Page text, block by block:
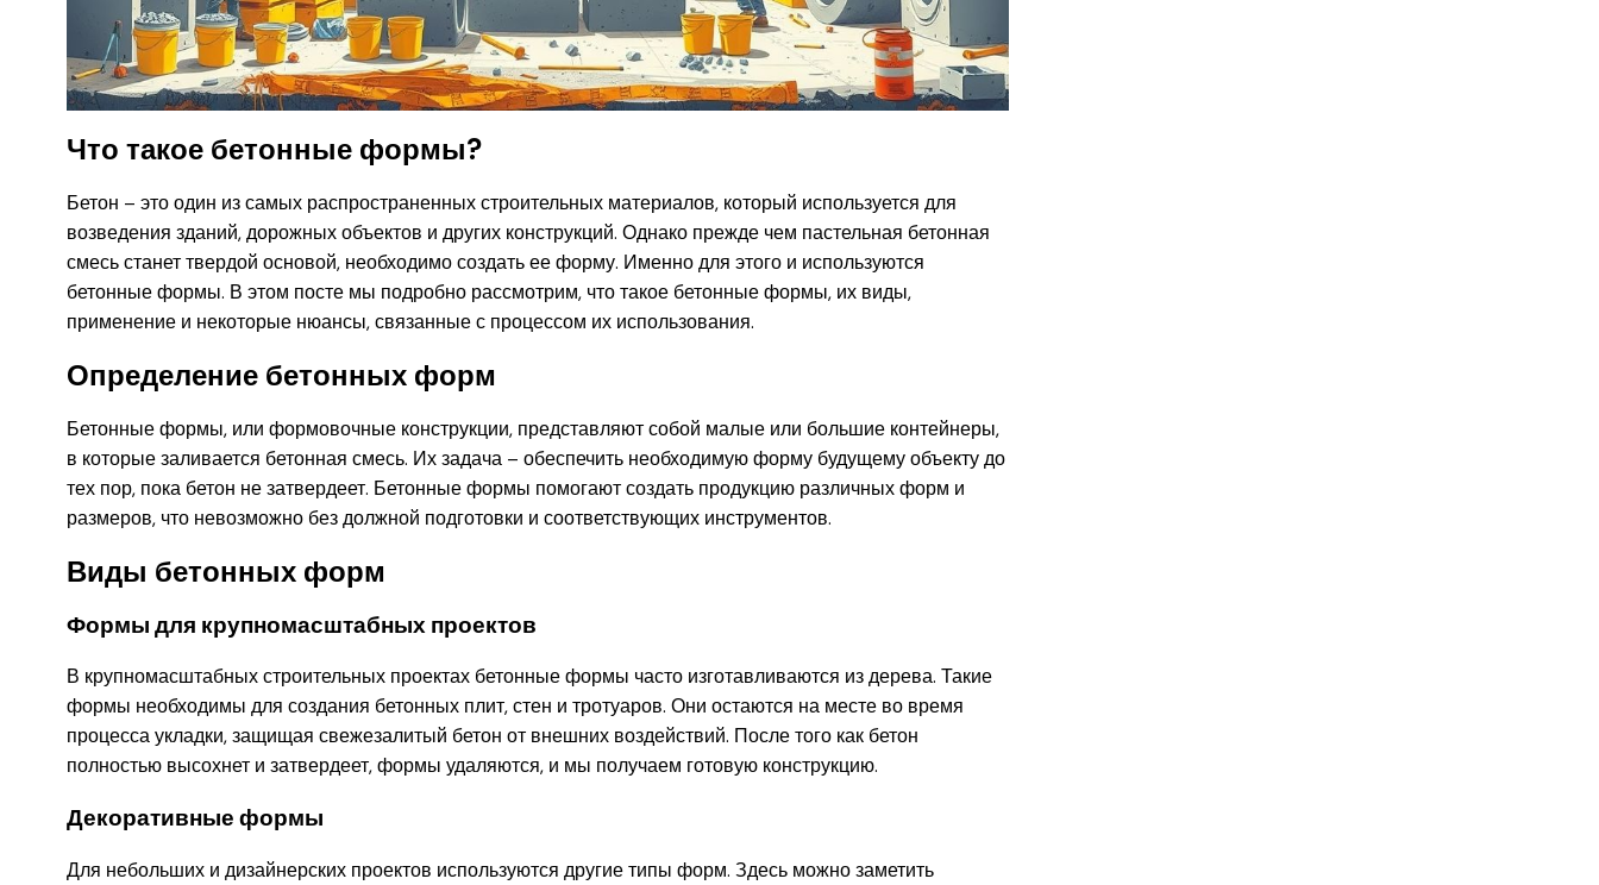
Что такое бетонные формы?
Бетон – это один из самых распространенных строительных материалов, который используется для
возведения зданий, дорожных объектов и других конструкций. Однако прежде чем пастельная бетонная
смесь станет твердой основой, необходимо создать ее форму. Именно для этого и используются
бетонные формы. В этом посте мы подробно рассмотрим, что такое бетонные формы, их виды,
применение и некоторые нюансы, связанные с процессом их использования.
Определение бетонных форм
Бетонные формы, или формовочные конструкции, представляют собой малые или большие контейнеры,
в которые заливается бетонная смесь. Их задача – обеспечить необходимую форму будущему объекту до
тех пор, пока бетон не затвердеет. Бетонные формы помогают создать продукцию различных форм и
размеров, что невозможно без должной подготовки и соответствующих инструментов.
Виды бетонных форм
Формы для крупномасштабных проектов
В крупномасштабных строительных проектах бетонные формы часто изготавливаются из дерева. Такие
формы необходимы для создания бетонных плит, стен и тротуаров. Они остаются на месте во время
процесса укладки, защищая свежезалитый бетон от внешних воздействий. После того как бетон
полностью высохнет и затвердеет, формы удаляются, и мы получаем готовую конструкцию.
Декоративные формы
Для небольших и дизайнерских проектов используются другие типы форм. Здесь можно заметить